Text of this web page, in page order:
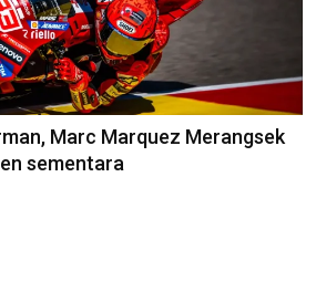
Marc Marquez Merangsek
sementara